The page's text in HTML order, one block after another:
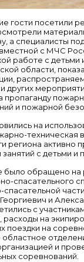
гости посетили
а специалисты
с МЧС
работе с детьми
области,
других
пропаганду
и пожарной
на
техническая
региона активно
с детьми и
было обращено на
спасательного
и
с
расходы на
поездки на
областное
и
соревнований.